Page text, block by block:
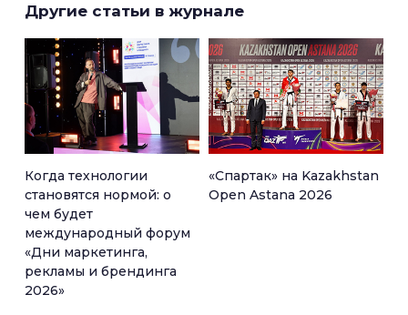
Другие статьи в журнале
Когда технологии
становятся нормой: о
чем будет
международный форум
«Дни маркетинга,
рекламы и брендинга
2026»
«Спартак» на Kazakhstan
Open Astana 2026